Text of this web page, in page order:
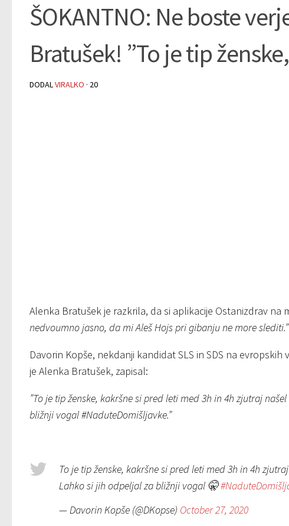
ŠOKANTNO: Ne boste
Bratušek! ”To je tip
DODAL VIRALKO · 20
Alenka Bratušek je razkrila, da si aplikacije Ostanizdrav
nedvoumno jasno, da mi Aleš Hojs pri gibanju ne more slediti.”
Davorin Kopše, nekdanji kandidat SLS in SDS na
je Alenka Bratušek, zapisal:
”To je tip ženske, kakršne si pred leti med 3h in 4h zjutraj
bližnji vogal #NaduteDomišljavke.”
To je tip ženske, kakršne si pred leti med 3h in 4h
Lahko si jih odpeljal za bližnji vogal 🤫
— Davorin Kopše (@DKopse) October 27, 2020